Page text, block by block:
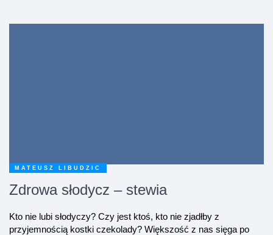
MATEUSZ LIBUDZIC
Zdrowa słodycz – stewia
Kto nie lubi słodyczy? Czy jest ktoś, kto nie zjadłby z
przyjemnością kostki czekolady? Większość z nas sięga po